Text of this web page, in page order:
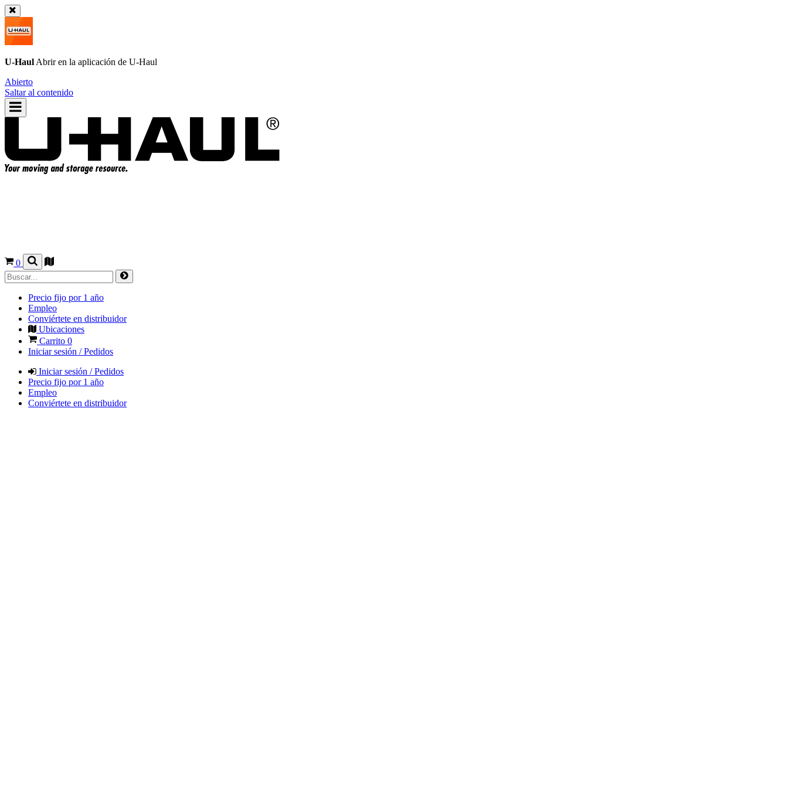
U-Haul Abrir en la aplicación de U-Haul
Abierto
Saltar al contenido
0
Precio fijo por 1 año
Empleo
Conviértete en distribuidor
Ubicaciones
Carrito 0
Iniciar sesión / Pedidos
Iniciar sesión / Pedidos
Precio fijo por 1 año
Empleo
Conviértete en distribuidor